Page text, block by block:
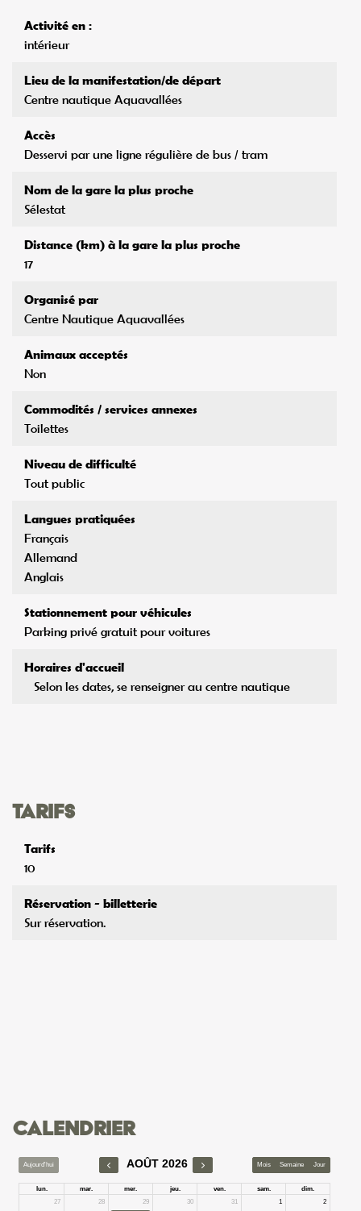
Activité en :
intérieur
Lieu de la manifestation/de départ
Centre nautique Aquavallées
Accès
Desservi par une ligne régulière de bus / tram
Nom de la gare la plus proche
Sélestat
Distance (km) à la gare la plus proche
17
Organisé par
Centre Nautique Aquavallées
Animaux acceptés
Non
Commodités / services annexes
Toilettes
Niveau de difficulté
Tout public
Langues pratiquées
Français
Allemand
Anglais
Stationnement pour véhicules
Parking privé gratuit pour voitures
Horaires d'accueil
Selon les dates, se renseigner au centre nautique
Tarifs
Tarifs
10
Réservation - billetterie
Sur réservation.
Calendrier